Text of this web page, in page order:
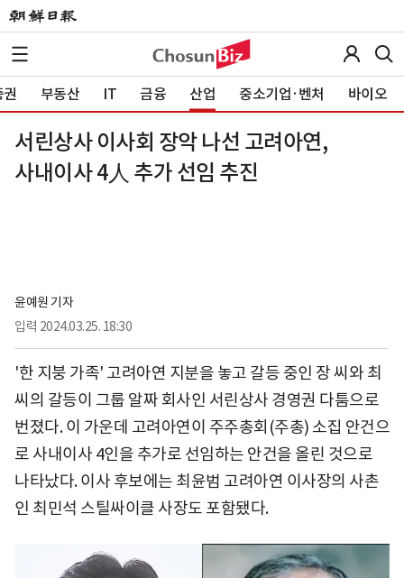
부동산 IT 금융 산업 중소기업·벤처 바이오
서린상사 이사회 장악 나선 고려아연,
사내이사 4人 추가 선임 추진
윤예원 기자
입력 2024.03.25. 18:30
'한 지붕 가족' 고려아연 지분을 놓고 갈등 중인 장 씨와 최
씨의 갈등이 그룹 알짜 회사인 서린상사 경영권 다툼으로
번졌다. 이 가운데 고려아연이 주주총회(주총) 소집 안건으
로 사내이사 4인을 추가로 선임하는 안건을 올린 것으로
나타났다. 이사 후보에는 최윤범 고려아연 이사장의 사촌
인 최민석 스틸싸이클 사장도 포함됐다.